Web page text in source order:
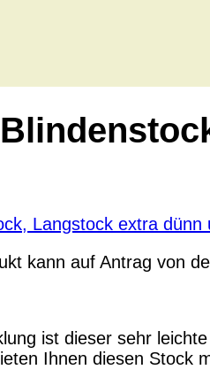
kann auf Antrag von
ist dieser sehr
Ihnen diesen Stock